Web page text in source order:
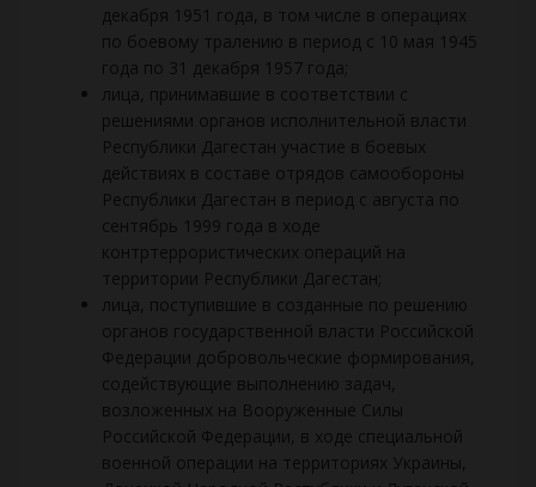
декабря 1951 года, в том числе в операциях
по боевому тралению в период с 10 мая 1945
года по 31 декабря 1957 года;
лица, принимавшие в соответствии с
решениями органов исполнительной власти
Республики Дагестан участие в боевых
действиях в составе отрядов самообороны
Республики Дагестан в период с августа по
сентябрь 1999 года в ходе
контртеррористических операций на
территории Республики Дагестан;
лица, поступившие в созданные по решению
органов государственной власти Российской
Федерации добровольческие формирования,
содействующие выполнению задач,
возложенных на Вооруженные Силы
Российской Федерации, в ходе специальной
военной операции на территориях Украины,